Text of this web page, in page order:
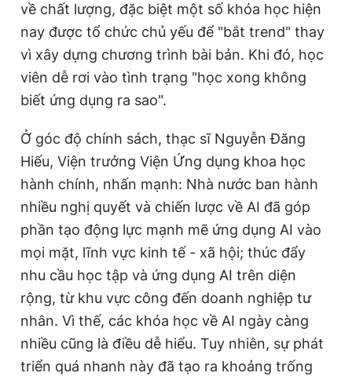
về chất lượng, đặc biệt một số khóa học hiện
nay được tổ chức chủ yếu để "bắt trend" thay
vì xây dựng chương trình bài bản. Khi đó, học
viên dễ rơi vào tình trạng "học xong không
biết ứng dụng ra sao".
Ở góc độ chính sách, thạc sĩ Nguyễn Đăng
Hiếu, Viện trưởng Viện Ứng dụng khoa học
hành chính, nhấn mạnh: Nhà nước ban hành
nhiều nghị quyết và chiến lược về AI đã góp
phần tạo động lực mạnh mẽ ứng dụng AI vào
mọi mặt, lĩnh vực kinh tế - xã hội; thúc đẩy
nhu cầu học tập và ứng dụng AI trên diện
rộng, từ khu vực công đến doanh nghiệp tư
nhân. Vì thế, các khóa học về AI ngày càng
nhiều cũng là điều dễ hiểu. Tuy nhiên, sự phát
triển quá nhanh này đã tạo ra khoảng trống